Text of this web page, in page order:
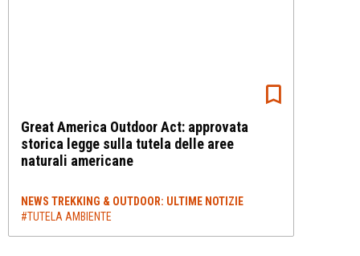
Great America Outdoor Act: approvata
storica legge sulla tutela delle aree
naturali americane
NEWS TREKKING & OUTDOOR: ULTIME NOTIZIE
#TUTELA AMBIENTE